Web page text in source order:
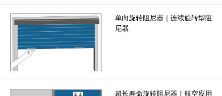
单向旋转阻尼器｜连续旋转型阻
尼器
超长寿命旋转阻尼器｜航空应用